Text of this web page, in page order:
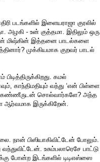
படங்களில் இளையராஜா குரலில்
- உன் குத்தமா. இதிலும் ஒரு
மிஷ்கின் இத்தனை பாடல்களை
முக்கியமாக குறவர் பாடல்
கமல்
காந்திமதியும் வந்து ‘என் பிள்ளை
கண்ணீருடன் சொல்வார்களே? அந்த
ஆர்வமாக இருக்கிறேன்.
நான் பிஸியாகிவிட்டேன் போலும்.
உசும்பலாரெசே பாட்டு
போன்ற இடங்களில் டிடிஎஸ்ஸை